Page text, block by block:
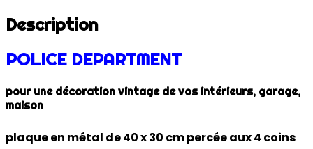
Description
POLICE DEPARTMENT
pour une décoration vintage de vos intérieurs, garage,
maison
plaque en métal de 40 x 30 cm percée aux 4 coins